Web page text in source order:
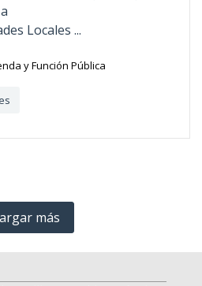
Locales ...
y Función Pública
más